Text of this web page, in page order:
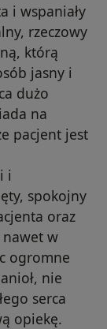
i wspaniały
rzeczowy
którą
jasny i
dużo
na
pacjent jest
i
spokojny
oraz
w
ogromne
nie
serca
opiekę.